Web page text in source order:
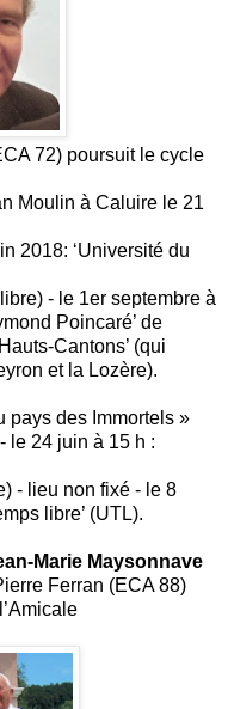
72) poursuit le cycle
Moulin à Caluire le 21
2018: ‘Université du
- le 1er septembre à
Poincaré’ de
Cantons’ (qui
et la Lozère).
pays des Immortels »
le 24 juin à 15 h :
- lieu non fixé - le 8
libre’ (UTL).
Marie Maysonnave
Ferran (ECA 88)